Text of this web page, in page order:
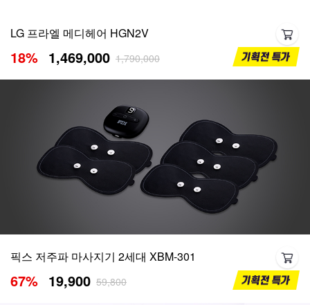
LG 프라엘 메디헤어 HGN2V
18% 1,469,000 1,790,000
픽스 저주파 마사지기 2세대 XBM-301
67% 19,900 59,800